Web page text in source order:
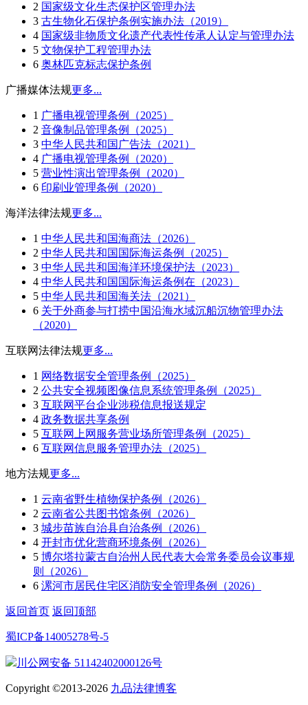
2 国家级文化生态保护区管理办法
3 古生物化石保护条例实施办法（2019）
4 国家级非物质文化遗产代表性传承人认定与管理办法
5 文物保护工程管理办法
6 奥林匹克标志保护条例
广播媒体法规更多...
1 广播电视管理条例（2025）
2 音像制品管理条例（2025）
3 中华人民共和国广告法（2021）
4 广播电视管理条例（2020）
5 营业性演出管理条例（2020）
6 印刷业管理条例（2020）
海洋法律法规更多...
1 中华人民共和国海商法（2026）
2 中华人民共和国国际海运条例（2025）
3 中华人民共和国海洋环境保护法（2023）
4 中华人民共和国国际海运条例在（2023）
5 中华人民共和国海关法（2021）
6 关于外商参与打捞中国沿海水域沉船沉物管理办法
（2020）
互联网法律法规更多...
1 网络数据安全管理条例（2025）
2 公共安全视频图像信息系统管理条例（2025）
3 互联网平台企业涉税信息报送规定
4 政务数据共享条例
5 互联网上网服务营业场所管理条例（2025）
6 互联网信息服务管理办法（2025）
地方法规更多...
1 云南省野生植物保护条例（2026）
2 云南省公共图书馆条例（2026）
3 城步苗族自治县自治条例（2026）
4 开封市优化营商环境条例（2026）
5 博尔塔拉蒙古自治州人民代表大会常务委员会议事规
则（2026）
6 漯河市居民住宅区消防安全管理条例（2026）
返回首页 返回顶部
蜀ICP备14005278号-5
川公网安备 51142402000126号
Copyright ©2013-2026 九品法律博客